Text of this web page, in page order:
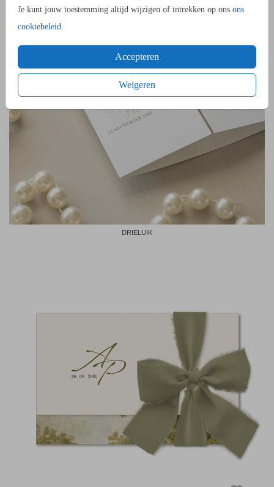
Je kunt jouw toestemming altijd wijzigen of intrekken op ons ons
cookiebeleid.
Accepteren
Weigeren
DRIELUIK